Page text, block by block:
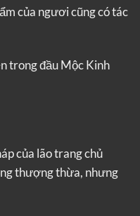
của ngươi cũng có tác
trong đầu Mộc Kinh
của lão trang chủ
thượng thừa, nhưng